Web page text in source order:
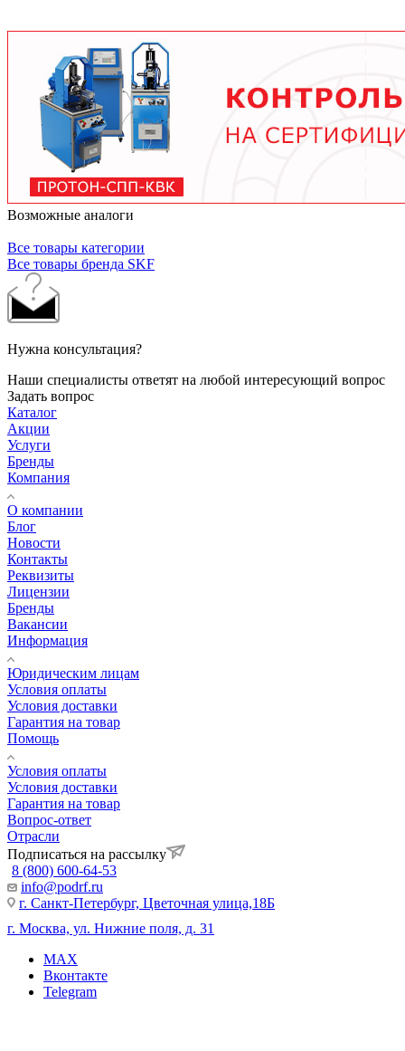
тяжелых условиях до 2 лет при нормальной
эксплуатации. Используйте только
рекомендованные производителем смазочные
материалы.
Возможные аналоги
Все товары категории
Все товары бренда SKF
Нужна консультация?
Наши специалисты ответят на любой интересующий вопрос
Задать вопрос
Каталог
Акции
Услуги
Бренды
Компания
О компании
Блог
Новости
Контакты
Реквизиты
Лицензии
Бренды
Вакансии
Информация
Юридическим лицам
Условия оплаты
Условия доставки
Гарантия на товар
Помощь
Условия оплаты
Условия доставки
Гарантия на товар
Вопрос-ответ
Отрасли
Подписаться на рассылку
8 (800) 600-64-53
info@podrf.ru
г. Санкт-Петербург, Цветочная улица,18Б
г. Москва, ул. Нижние поля, д. 31
MAX
Вконтакте
Telegram